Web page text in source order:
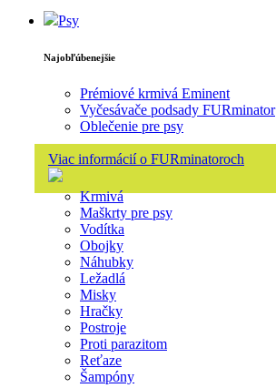
Psy
Najobľúbenejšie
Prémiové krmivá Eminent
Vyčesávače podsady FURminator
Oblečenie pre psy
Viac informácií o FURminatoroch
Krmivá
Maškrty pre psy
Vodítka
Obojky
Náhubky
Ležadlá
Misky
Hračky
Postroje
Proti parazitom
Reťaze
Šampóny